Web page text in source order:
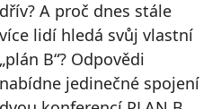
dřív? A proč dnes stále
více lidí hledá svůj vlastní
„plán B“? Odpovědi
nabídne jedinečné spojení